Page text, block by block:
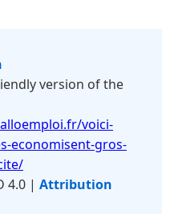
version of the
voici-
economisent-gros-
4.0 | Attribution